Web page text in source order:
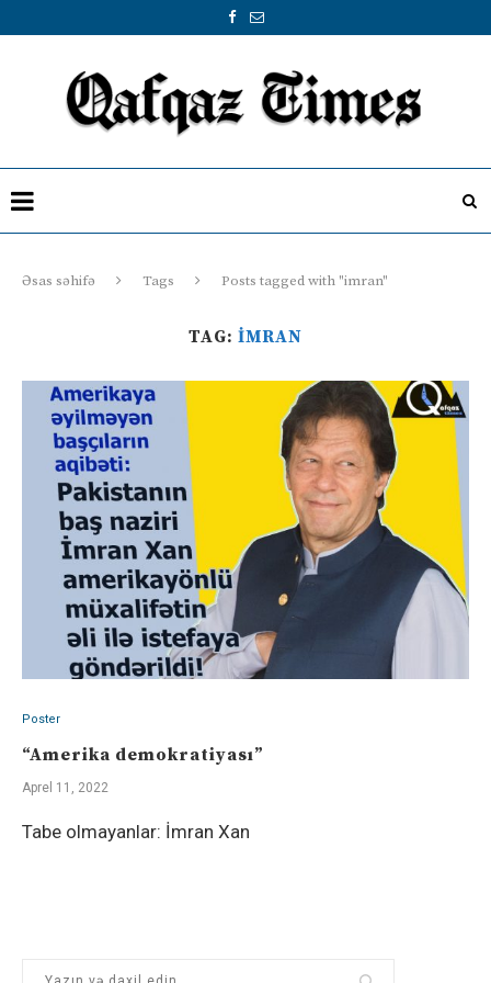
Əsas səhifə Tags Posts tagged with "imran"
TAG: IMRAN
Poster
“Amerika demokratiyası”
Aprel 11, 2022
Tabe olmayanlar: İmran Xan